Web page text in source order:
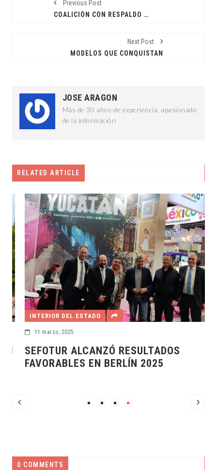
Previous Post
COALICIÓN CON RESPALDO DEL PUEBLO
Next Post
MODELOS QUE CONQUISTAN
JOSE ARAGON
Más de 30 años de experiencia, apasionado
de la información
RELATED ARTICLE
INTERIOR DEL ESTADO
11 marzo, 2025
SEFOTUR ALCANZÓ RESULTADOS
FAVORABLES EN BERLÍN 2025
0 COMMENTS